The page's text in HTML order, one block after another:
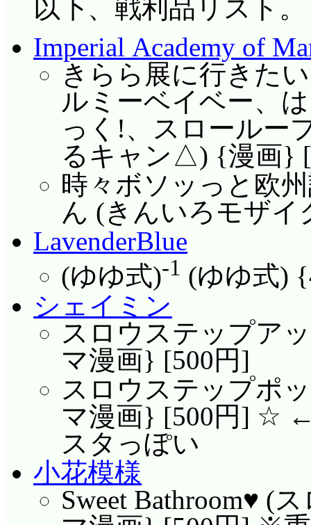
以下、戦利品リスト。
Imperial Academy of
きらら展に行きた
ルミーベイベー、
っく!、スロールー
るキャン△) {漫画}
時々ボソッっと欧
ん (きんいろモザ
LavenderBlue
(ゆゆ式)-1 (ゆゆ式)
シェイミン
スロウステップア
マ漫画} [500円]
スロウステップポ
マ漫画} [500円] ☆
スタっぽい
小花模様
Sweet Bathroom♥ (